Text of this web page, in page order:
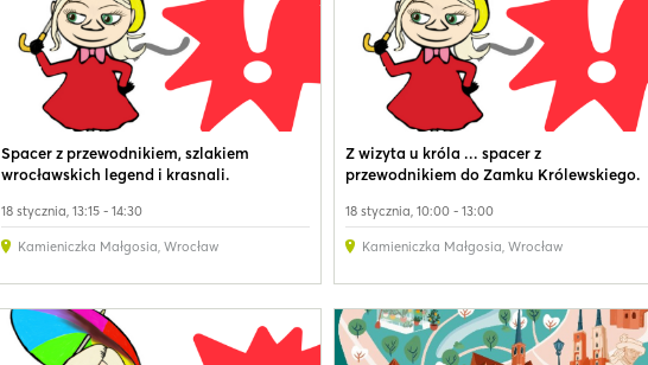
Spacer z przewodnikiem, szlakiem
wrocławskich legend i krasnali.
18 stycznia, 13:15 - 14:30
Kamieniczka Małgosia, Wrocław
Z wizyta u króla ... spacer z
przewodnikiem do Zamku Królewskiego.
18 stycznia, 10:00 - 13:00
Kamieniczka Małgosia, Wrocław